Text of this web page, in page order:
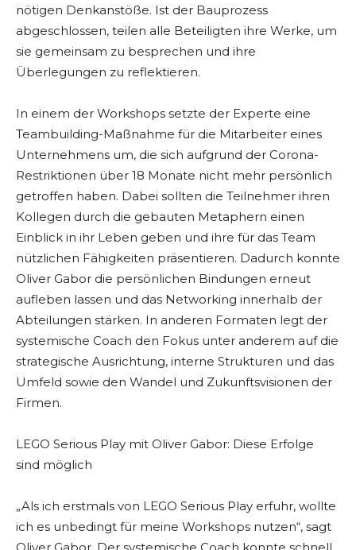
nötigen Denkanstöße. Ist der Bauprozess
abgeschlossen, teilen alle Beteiligten ihre Werke, um
sie gemeinsam zu besprechen und ihre
Überlegungen zu reflektieren.
In einem der Workshops setzte der Experte eine
Teambuilding-Maßnahme für die Mitarbeiter eines
Unternehmens um, die sich aufgrund der Corona-
Restriktionen über 18 Monate nicht mehr persönlich
getroffen haben. Dabei sollten die Teilnehmer ihren
Kollegen durch die gebauten Metaphern einen
Einblick in ihr Leben geben und ihre für das Team
nützlichen Fähigkeiten präsentieren. Dadurch konnte
Oliver Gabor die persönlichen Bindungen erneut
aufleben lassen und das Networking innerhalb der
Abteilungen stärken. In anderen Formaten legt der
systemische Coach den Fokus unter anderem auf die
strategische Ausrichtung, interne Strukturen und das
Umfeld sowie den Wandel und Zukunftsvisionen der
Firmen.
LEGO Serious Play mit Oliver Gabor: Diese Erfolge
sind möglich
„Als ich erstmals von LEGO Serious Play erfuhr, wollte
ich es unbedingt für meine Workshops nutzen“, sagt